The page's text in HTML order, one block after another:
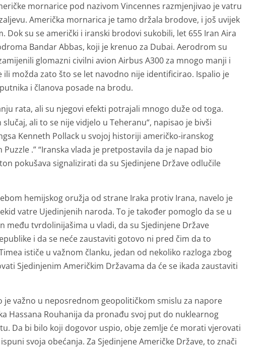
mornarice pod nazivom Vincennes razmjenjivao je vatru
Američka mornarica je tamo držala brodove, i još uvijek
Dok su se američki i iranski brodovi sukobili, let 655 Iran Aira
Bandar Abbas, koji je krenuo za Dubai. Aerodrom su
glomazni civilni avion Airbus A300 za mnogo manji i
možda zato što se let navodno nije identificirao. Ispalio je
i članova posade na brodu.
rata, ali su njegovi efekti potrajali mnogo duže od toga.
ali to se nije vidjelo u Teheranu“, napisao je bivši
Kenneth Pollack u svojoj historiji američko-iranskog
.” “Iranska vlada je pretpostavila da je napad bio
pokušava signalizirati da su Sjedinjene Države odlučile
hemijskog oružja od strane Iraka protiv Irana, navelo je
vatre Ujedinjenih naroda. To je također pomoglo da se u
među tvrdolinijašima u vladi, da su Sjedinjene Države
i da se neće zaustaviti gotovo ni pred čim da to
ističe u važnom članku, jedan od nekoliko razloga zbog
Sjedinjenim Američkim Državama da će se ikada zaustaviti
važno u neposrednom geopolitičkom smislu za napore
Hassana Rouhanija da pronađu svoj put do nuklearnog
Da bi bilo koji dogovor uspio, obje zemlje će morati vjerovati
svoja obećanja. Za Sjedinjene Američke Države, to znači